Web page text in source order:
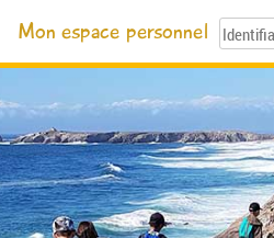
Mon espace personnel